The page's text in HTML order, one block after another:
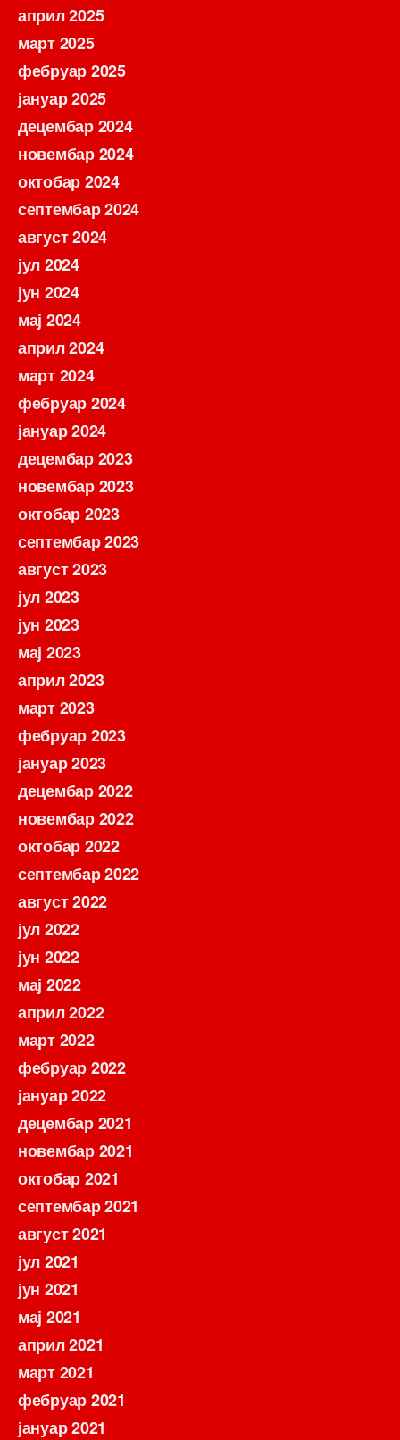
април 2025
март 2025
фебруар 2025
јануар 2025
децембар 2024
новембар 2024
октобар 2024
септембар 2024
август 2024
јул 2024
јун 2024
мај 2024
април 2024
март 2024
фебруар 2024
јануар 2024
децембар 2023
новембар 2023
октобар 2023
септембар 2023
август 2023
јул 2023
јун 2023
мај 2023
април 2023
март 2023
фебруар 2023
јануар 2023
децембар 2022
новембар 2022
октобар 2022
септембар 2022
август 2022
јул 2022
јун 2022
мај 2022
април 2022
март 2022
фебруар 2022
јануар 2022
децембар 2021
новембар 2021
октобар 2021
септембар 2021
август 2021
јул 2021
јун 2021
мај 2021
април 2021
март 2021
фебруар 2021
јануар 2021